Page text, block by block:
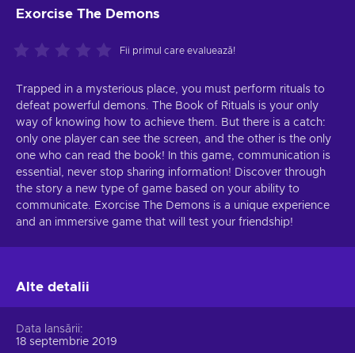
Exorcise The Demons
Fii primul care evaluează!
Trapped in a mysterious place, you must perform rituals to
defeat powerful demons. The Book of Rituals is your only
way of knowing how to achieve them. But there is a catch:
only one player can see the screen, and the other is the only
one who can read the book! In this game, communication is
essential, never stop sharing information! Discover through
the story a new type of game based on your ability to
communicate. Exorcise The Demons is a unique experience
and an immersive game that will test your friendship!
Alte detalii
Data lansării
18 septembrie 2019